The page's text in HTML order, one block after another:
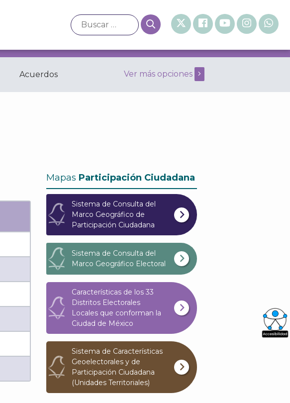
Acuerdos Ver más opciones
del Consejo General de 2007 Diciembre
Mapas Participación Ciudadana
Sistema de Consulta del
Marco Geográfico de
Participación Ciudadana
Sistema de Consulta del
Marco Geográfico Electoral
Características de los 33
Distritos Electorales
Locales que conforman la
Ciudad de México
Sistema de Características
Geoelectorales y de
Participación Ciudadana
(Unidades Territoriales)